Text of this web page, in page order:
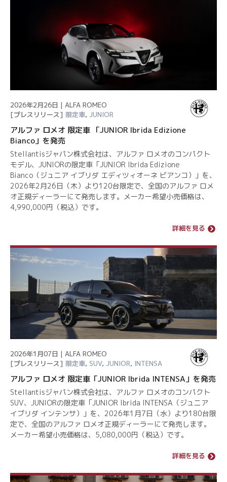
2026年2月26日 | ALFA ROMEO
[プレスリリース] 限定車, JUNIOR
アルファ ロメオ 限定車 「JUNIOR Ibrida Edizione
Bianco」を発売
Stellantisジャパン株式会社は、アルファ ロメオのコンパクト
モデル、JUNIORの限定車「JUNIOR Ibrida Edizione
Bianco（ジュニア イブリダ エディツィオーネ ビアンコ）」を、
2026年2月26日（木）より120台限定で、全国のアルファ ロメ
オ正規ディーラーにて発売します。メーカー希望小売価格は、
4,990,000円（税込）です。
詳細を見る
2026年1月07日 | ALFA ROMEO
[プレスリリース] 限定車, SUV, JUNIOR, INTENSA
アルファ ロメオ 限定車「JUNIOR Ibrida INTENSA」を発売
Stellantisジャパン株式会社は、アルファ ロメオのコンパクト
SUV、JUNIORの限定車「JUNIOR Ibrida INTENSA（ジュニア
イブリダ インテンサ）」を、2026年1月7日（水）より180台限
定で、全国のアルファ ロメオ正規ディーラーにて発売します。
メーカー希望小売価格は、5,080,000円（税込）です。
詳細を見る